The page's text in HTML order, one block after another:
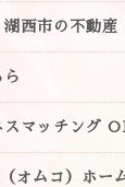
西市の不動産
ら
スマッチング
オムコ）ホー